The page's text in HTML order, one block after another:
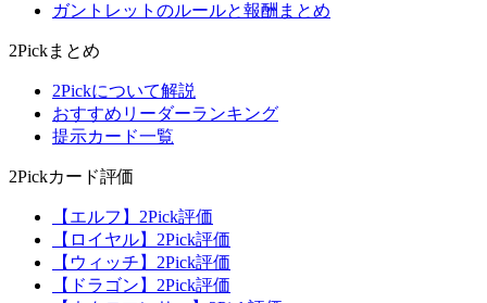
ガントレットのルールと報酬まとめ
2Pickまとめ
2Pickについて解説
おすすめリーダーランキング
提示カード一覧
2Pickカード評価
【エルフ】2Pick評価
【ロイヤル】2Pick評価
【ウィッチ】2Pick評価
【ドラゴン】2Pick評価